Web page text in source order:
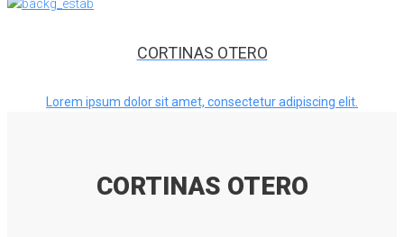
CORTINAS OTERO
Lorem ipsum dolor sit amet, consectetur adipiscing elit.
CORTINAS OTERO